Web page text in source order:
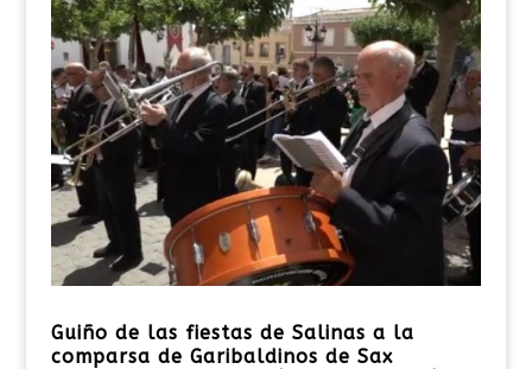
Guiño de las fiestas de Salinas a la
comparsa de Garibaldinos de Sax